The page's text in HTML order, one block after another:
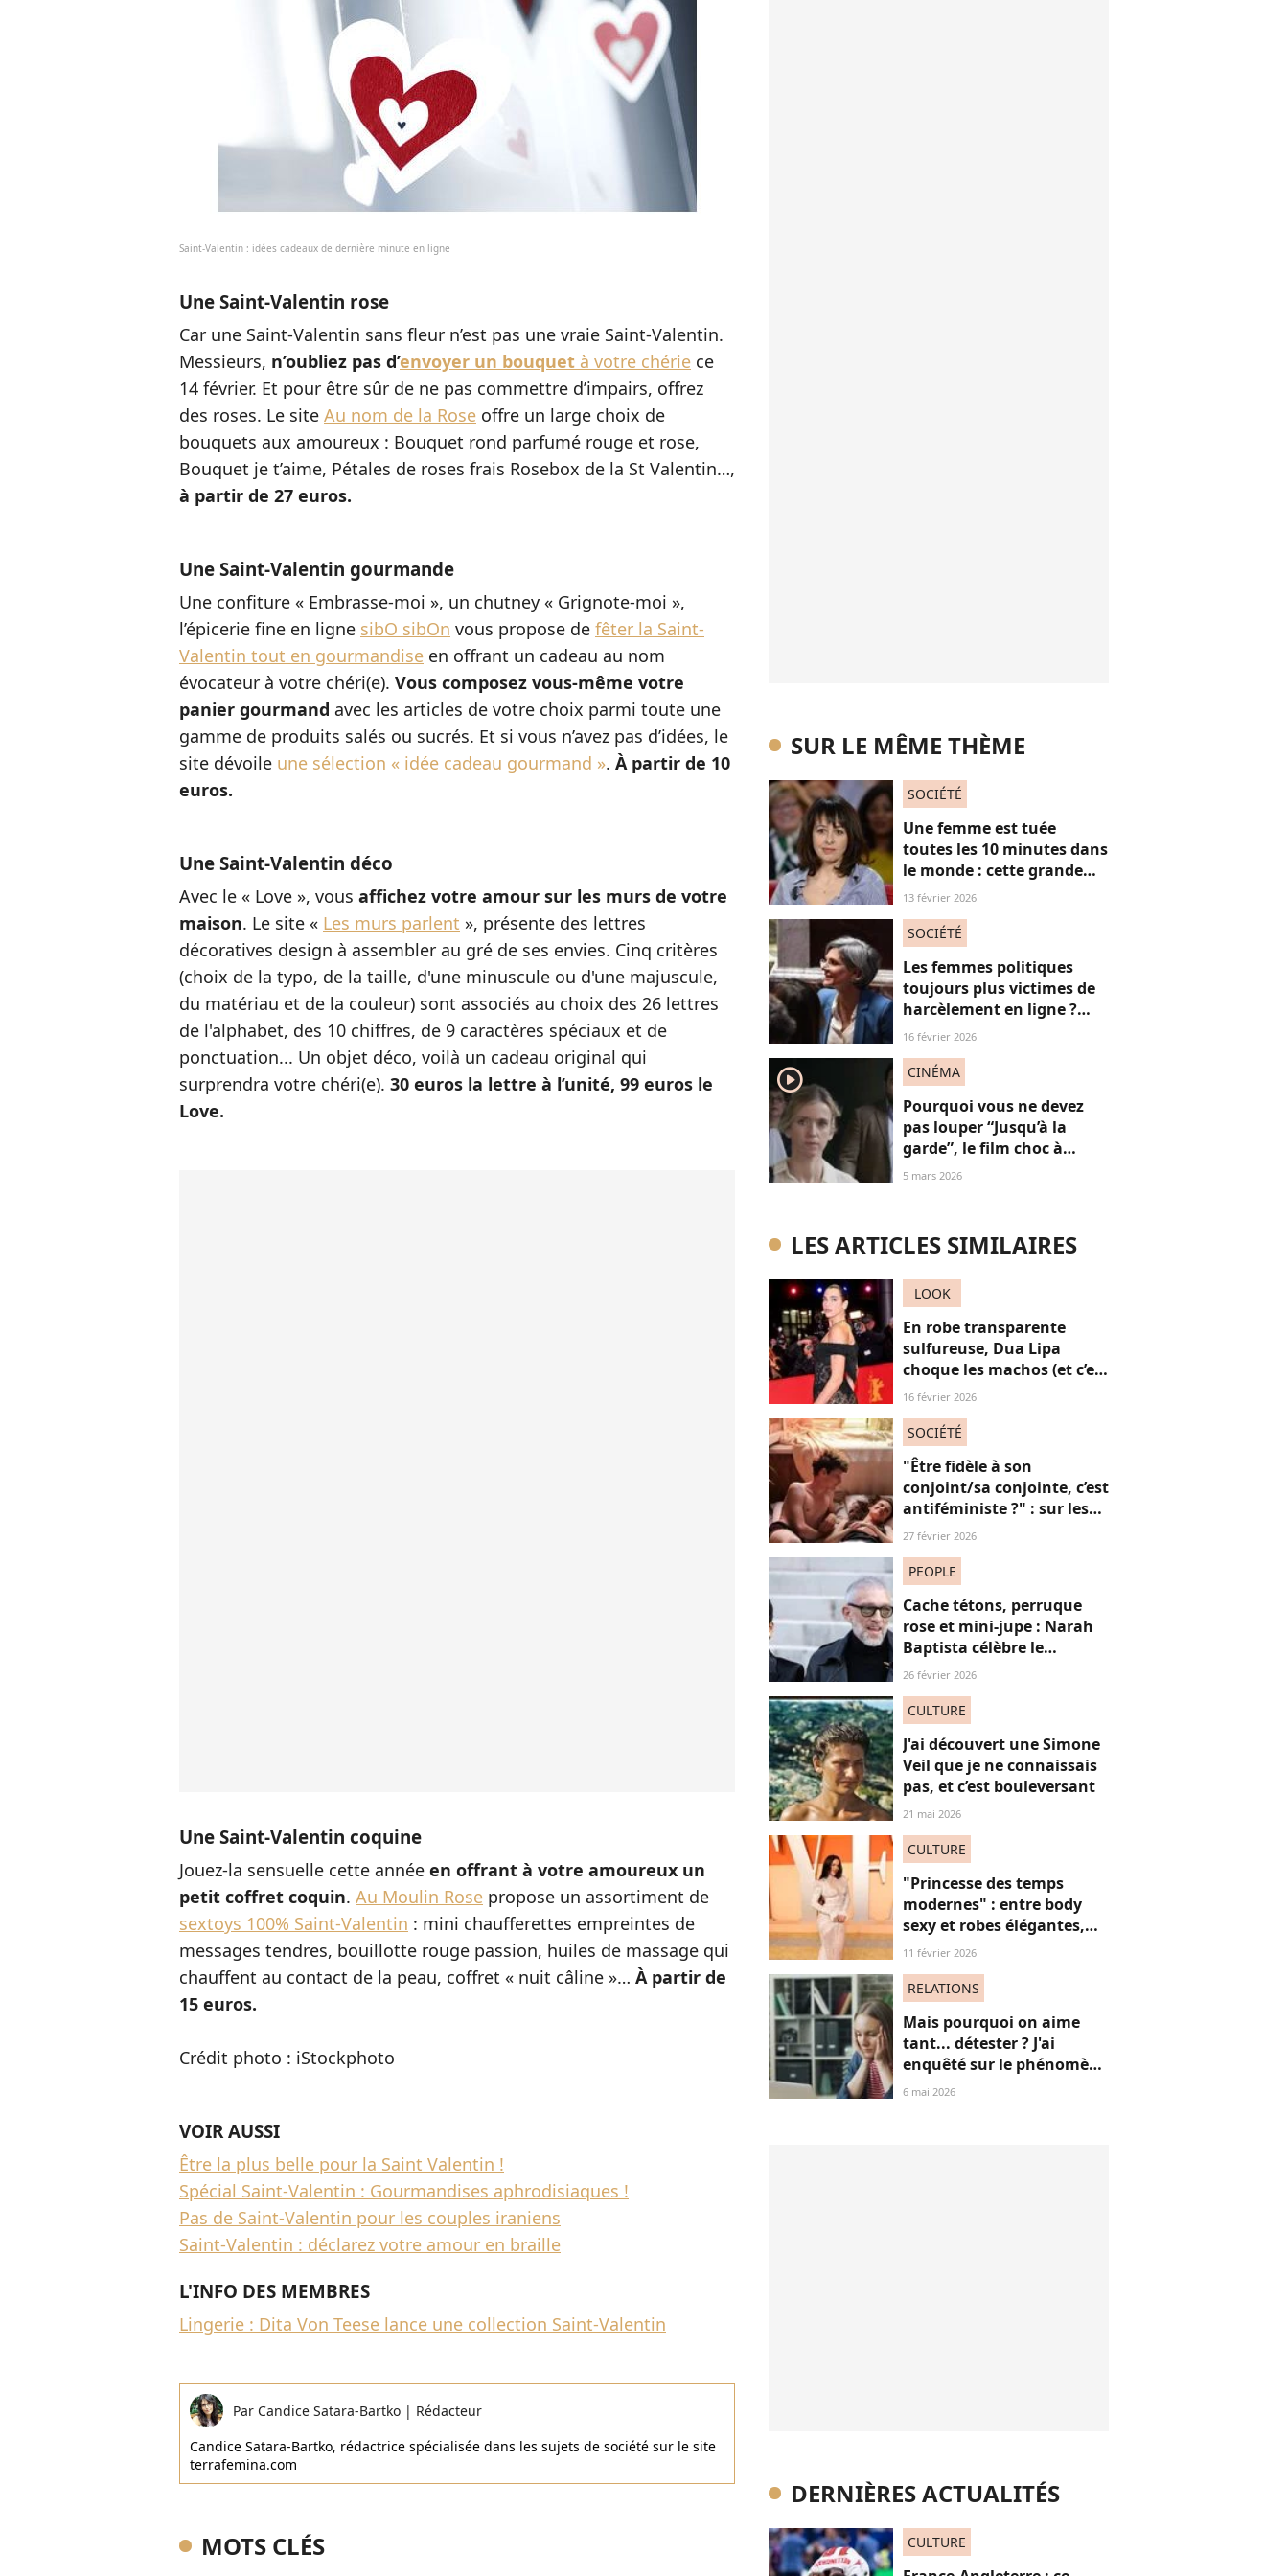
Saint-Valentin : idées cadeaux de dernière minute en ligne
Une Saint-Valentin rose
Car une Saint-Valentin sans fleur n’est pas une vraie Saint-Valentin.
Messieurs, n’oubliez pas d’envoyer un bouquet à votre chérie ce
14 février. Et pour être sûr de ne pas commettre d’impairs, offrez
des roses. Le site Au nom de la Rose offre un large choix de
bouquets aux amoureux : Bouquet rond parfumé rouge et rose,
Bouquet je t’aime, Pétales de roses frais Rosebox de la St Valentin…,
à partir de 27 euros.
Une Saint-Valentin gourmande
Une confiture « Embrasse-moi », un chutney « Grignote-moi »,
l’épicerie fine en ligne sibO sibOn vous propose de fêter la Saint-
Valentin tout en gourmandise en offrant un cadeau au nom
évocateur à votre chéri(e). Vous composez vous-même votre
panier gourmand avec les articles de votre choix parmi toute une
gamme de produits salés ou sucrés. Et si vous n’avez pas d’idées, le
site dévoile une sélection « idée cadeau gourmand ». À partir de 10
euros.
Une Saint-Valentin déco
Avec le « Love », vous affichez votre amour sur les murs de votre
maison. Le site « Les murs parlent », présente des lettres
décoratives design à assembler au gré de ses envies. Cinq critères
(choix de la typo, de la taille, d'une minuscule ou d'une majuscule,
du matériau et de la couleur) sont associés au choix des 26 lettres
de l'alphabet, des 10 chiffres, de 9 caractères spéciaux et de
ponctuation... Un objet déco, voilà un cadeau original qui
surprendra votre chéri(e). 30 euros la lettre à l’unité, 99 euros le
Love.
Une Saint-Valentin coquine
Jouez-la sensuelle cette année en offrant à votre amoureux un
petit coffret coquin. Au Moulin Rose propose un assortiment de
sextoys 100% Saint-Valentin : mini chaufferettes empreintes de
messages tendres, bouillotte rouge passion, huiles de massage qui
chauffent au contact de la peau, coffret « nuit câline »… À partir de
15 euros.
Crédit photo : iStockphoto
VOIR AUSSI
Être la plus belle pour la Saint Valentin !
Spécial Saint-Valentin : Gourmandises aphrodisiaques !
Pas de Saint-Valentin pour les couples iraniens
Saint-Valentin : déclarez votre amour en braille
L'INFO DES MEMBRES
Lingerie : Dita Von Teese lance une collection Saint-Valentin
Par Candice Satara-Bartko | Rédacteur
Candice Satara-Bartko, rédactrice spécialisée dans les sujets de société sur le site
terrafemina.com
MOTS CLÉS
SUR LE MÊME THÈME
SOCIÉTÉ
Une femme est tuée
toutes les 10 minutes dans
le monde : cette grande
actrice et amie de Marie
fléau des féminicides
13 février 2026
SOCIÉTÉ
Les femmes politiques
toujours plus victimes de
harcèlement en ligne ?
Une étude interroge ce
16 février 2026
player2 CINÉMA
Pourquoi vous ne devez
pas louper “Jusqu’à la
garde”, le film choc à
(re)voir gratuitement en
5 mars 2026
LES ARTICLES SIMILAIRES
LOOK
En robe transparente
sulfureuse, Dua Lipa
choque les machos (et c’est
une réussite)
16 février 2026
SOCIÉTÉ
"Être fidèle à son
conjoint/sa conjointe, c’est
antiféministe ?" : sur les
réseaux sociaux, cette
27 février 2026
PEOPLE
Cache tétons, perruque
rose et mini-jupe : Narah
Baptista célèbre le
carnaval de Rio avec son
de 30 ans son aîné
26 février 2026
CULTURE
J'ai découvert une Simone
Veil que je ne connaissais
pas, et c’est bouleversant
21 mai 2026
CULTURE
"Princesse des temps
modernes" : entre body
sexy et robes élégantes,
cette popstar iconique
de "diva" absolue
11 février 2026
RELATIONS
Mais pourquoi on aime
tant... détester ? J'ai
enquêté sur le phénomène
du "hate watching" (et ça
6 mai 2026
DERNIÈRES ACTUALITÉS
CULTURE